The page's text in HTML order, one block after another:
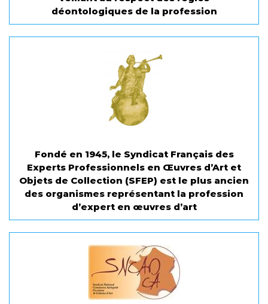
déontologiques de la profession
Fondé en 1945, le Syndicat Français des
Experts Professionnels en Œuvres d’Art et
Objets de Collection (SFEP) est le plus ancien
des organismes représentant la profession
d’expert en œuvres d’art